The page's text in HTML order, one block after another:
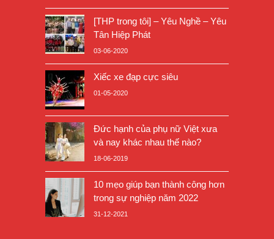
[THP trong tôi] – Yêu Nghề – Yêu
Tân Hiệp Phát
03-06-2020
Xiếc xe đạp cực siêu
01-05-2020
Đức hạnh của phụ nữ Việt xưa
và nay khác nhau thế nào?
18-06-2019
10 mẹo giúp bạn thành công hơn
trong sự nghiệp năm 2022
31-12-2021